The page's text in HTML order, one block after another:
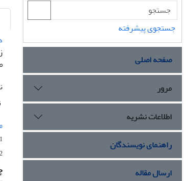
1
2
جستجوی پیشرفته
صفحه اصلی
مرور
اطلاعات نشریه
راهنمای نویسندگان
ارسال مقاله